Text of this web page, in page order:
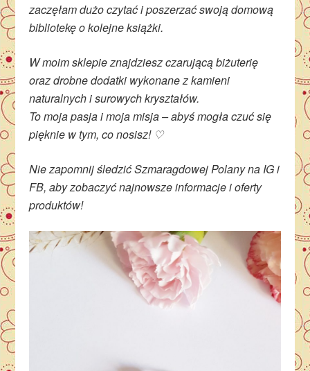
zaczęłam dużo czytać i poszerzać swoją domową
bibliotekę o kolejne książki.
W moim sklepie znajdziesz czarującą biżuterię
oraz drobne dodatki wykonane z kamieni
naturalnych i surowych kryształów.
To moja pasja i moja misja – abyś mogła czuć się
pięknie w tym, co nosisz! ♡
Nie zapomnij śledzić Szmaragdowej Polany na IG i
FB, aby zobaczyć najnowsze informacje i oferty
produktów!